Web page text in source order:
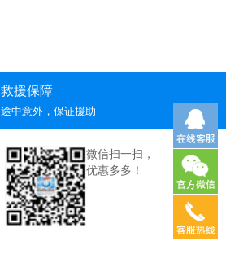
救援保障
途中意外，保证援助
微信扫一扫，
优惠多多！